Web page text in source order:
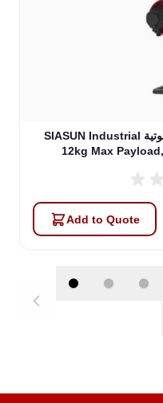
SIASUN Industrial ذراع روبوتية with 1465mm Reach,
12kg Max
Add to Quote